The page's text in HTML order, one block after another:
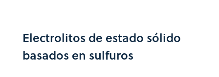
Electrolitos de estado sólido
basados en sulfuros